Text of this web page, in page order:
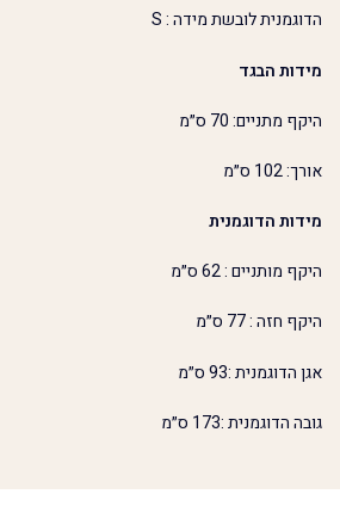
הדוגמנית לובשת מידה : S
מידות הבגד
היקף מתניים: 70 ס״מ
אורך: 102 ס״מ
מידות הדוגמנית
היקף מותניים : 62 ס״מ
היקף חזה : 77 ס״מ
אגן הדוגמנית :93 ס״מ
גובה הדוגמנית :173 ס״מ